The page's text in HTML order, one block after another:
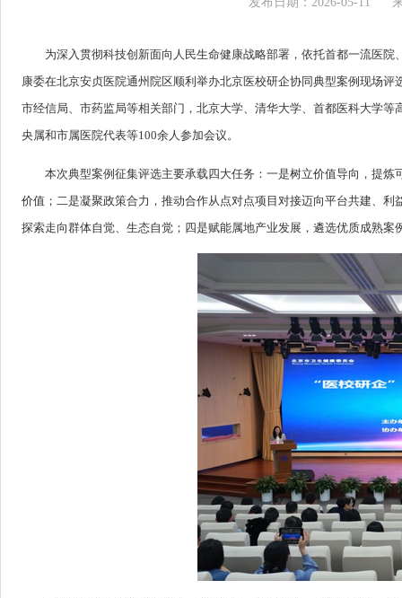
为深入贯彻科技创新面向人民生命健康战略部署，依托首都一流医
康委在北京安贞医院通州院区顺利举办北京医校研企协同典型案例现场
市经信局、市药监局等相关部门，北京大学、清华大学、首都医科大学
央属和市属医院代表等100余人参加会议。
本次典型案例征集评选主要承载四大任务：一是树立价值导向，提
价值；二是凝聚政策合力，推动合作从点对点项目对接迈向平台共建、
探索走向群体自觉、生态自觉；四是赋能属地产业发展，遴选优质成熟